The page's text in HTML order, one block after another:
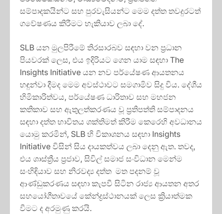
සම්පාදකයින්ට සහ පුරවැසියන්ට මෙම දත්ත තවදුරටත්
ගවේෂණය කිරීමට හැකියාව ලබා දේ.
SLB යන මුලපිරීමේ තිරසාරබව සඳහා වන ප්‍රධාන
පියවරක් ලෙස, එය ඉදිරියට ගෙන යාම සඳහා The
Insights Initiative යන නව පර්යේෂණ ආයතනය
හඳුන්වා දීමද මෙම අවස්ථාවට සමගාමිව සිදු විය. දේශීය
හිමිකාරිත්වය, පර්යේෂණ ධාරිතාව සහ මහජන
කතිකාව සහ ඇතුලත්කරණය වූ ප්‍රතිපත්ති සම්පාදනය
සඳහා දත්ත භාවිතය ශක්තිමත් කිරීම කෙරෙහි අවධානය
යොමු කරමින්, SLB හි විකාශනය සඳහා Insights
Initiative විසින් සිය දායකත්වය ලබා දෙනු ඇත. තවද,
එය ශාස්ත්‍රීය ප්‍රජාව, සිවිල් සමාජ සංවිධාන මෙන්ම
සංහිඳියාව සහ නිරවද්‍ය දත්ත මත පදනම් වූ
ආණ්ඩුකරණය සඳහා කැපවී සිටින රාජ්‍ය ආයතන අතර
සහයෝගීතාවයේ කේන්ද්‍රස්ථානයක් ලෙස ක්‍රියාත්මක
වීමට ද අරමුණු කරයි.